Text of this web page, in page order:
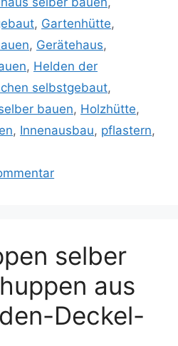
, Gartenhütte,
, Gerätehaus,
, Helden der
selbstgebaut,
bauen, Holzhütte,
, Innenausbau, pflastern,
selber
aus
Deckel-